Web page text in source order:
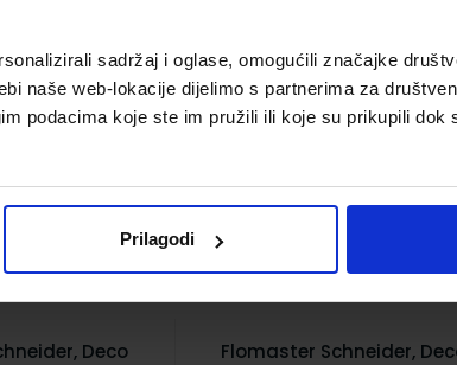
sadržaj i oglase, omogućili značajke
naše web-lokacije dijelimo s partnerima za
podacima koje ste im pružili ili koje su prikupili dok
Prilagodi
€ 3,95 €
Deco
Flomaster Schneider,